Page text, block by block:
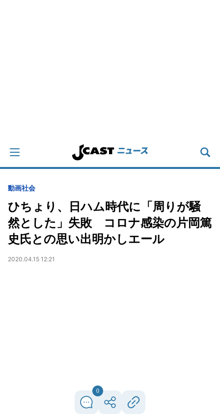
動画社会
ひちょり、日ハム時代に「周りが騒
然とした」失敗 コロナ感染の片岡篤
史氏との思い出明かしエール
2020.04.15 12:21
0